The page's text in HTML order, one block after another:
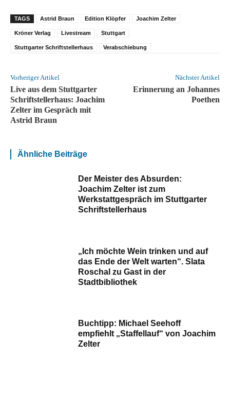
TAGS Astrid Braun Edition Klöpfer Joachim Zelter
Kröner Verlag Livestream Stuttgart
Stuttgarter Schriftstellerhaus Verabschiebung
Vorheriger Artikel
Live aus dem Stuttgarter
Schriftstellerhaus: Joachim
Zelter im Gespräch mit
Astrid Braun
Nächster Artikel
Erinnerung an Johannes
Poethen
Ähnliche Beiträge
Der Meister des Absurden:
Joachim Zelter ist zum
Werkstattgespräch im Stuttgarter
Schriftstellerhaus
„Ich möchte Wein trinken und auf
das Ende der Welt warten“. Slata
Roschal zu Gast in der
Stadtbibliothek
Buchtipp: Michael Seehoff
empfiehlt „Staffellauf“ von Joachim
Zelter